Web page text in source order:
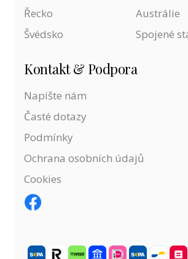
Řecko
Švédsko
Austrálie
Spojené
Kontakt & Podpora
Napište nám
Časté dotazy
Podmínky
Ochrana osobních údajů
Cookies